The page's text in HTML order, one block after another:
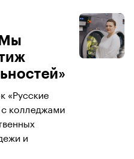
«Русские
колледжами
и